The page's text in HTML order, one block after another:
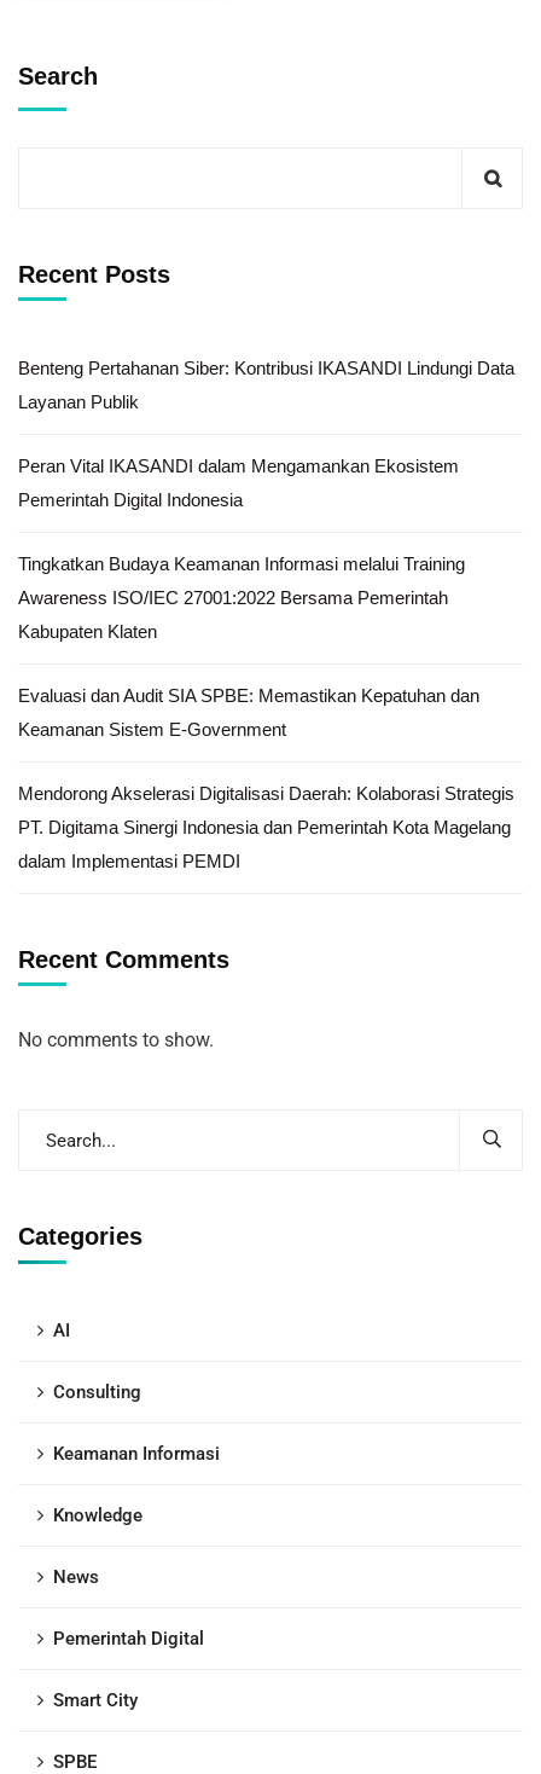
Search
Recent Posts
Benteng Pertahanan Siber: Kontribusi IKASANDI Lindungi Data
Layanan Publik
Peran Vital IKASANDI dalam Mengamankan Ekosistem
Pemerintah Digital Indonesia
Tingkatkan Budaya Keamanan Informasi melalui Training
Awareness ISO/IEC 27001:2022 Bersama Pemerintah
Kabupaten Klaten
Evaluasi dan Audit SIA SPBE: Memastikan Kepatuhan dan
Keamanan Sistem E-Government
Mendorong Akselerasi Digitalisasi Daerah: Kolaborasi Strategis
PT. Digitama Sinergi Indonesia dan Pemerintah Kota Magelang
dalam Implementasi PEMDI
Recent Comments
No comments to show.
Categories
AI
Consulting
Keamanan Informasi
Knowledge
News
Pemerintah Digital
Smart City
SPBE